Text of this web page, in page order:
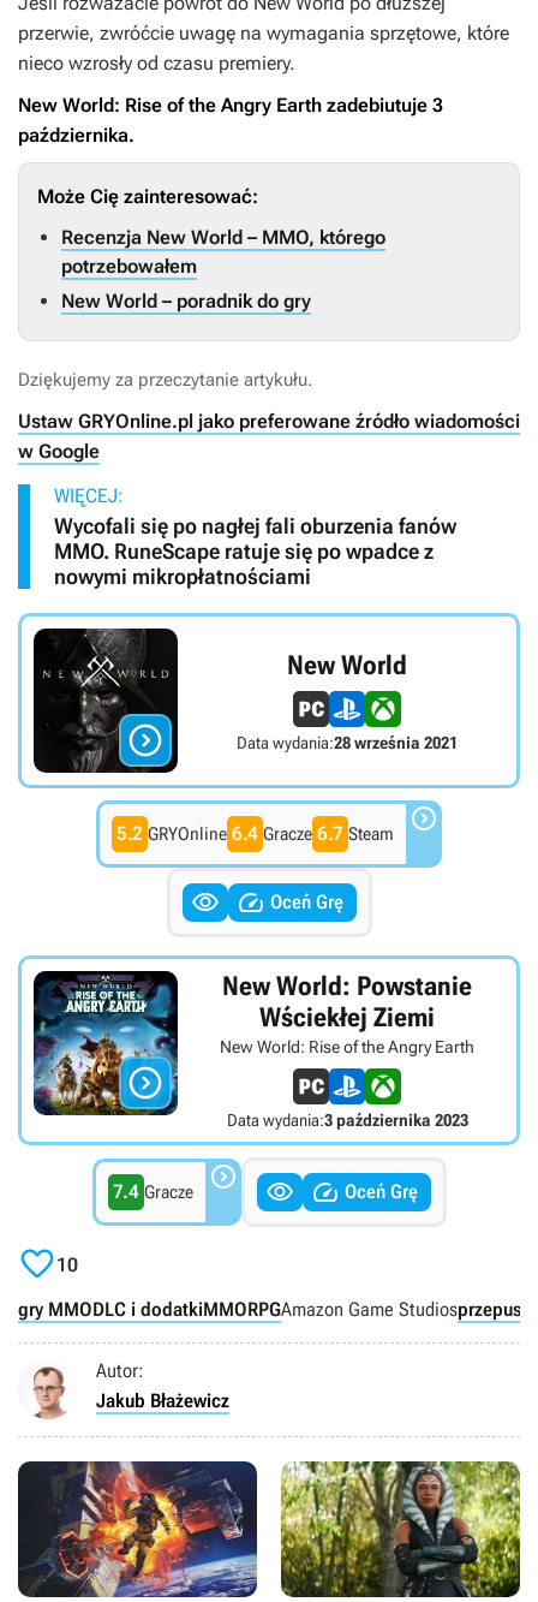
przerwie, zwróćcie uwagę na wymagania sprzętowe, które
nieco wzrosły od czasu premiery.
New World: Rise of the Angry Earth zadebiutuje 3
października.
Może Cię zainteresować:
Recenzja New World – MMO, którego
potrzebowałem
New World – poradnik do gry
Dziękujemy za przeczytanie artykułu.
Ustaw GRYOnline.pl jako preferowane źródło wiadomości
w Google
WIĘCEJ:
Wycofali się po nagłej fali oburzenia fanów
MMO. RuneScape ratuje się po wpadce z
nowymi mikropłatnościami

New World
Data wydania:28 września 2021
5.2 GRYOnline 6.4 Gracze 6.7 Steam 
  Oceń Grę

New World: Powstanie
Wściekłej Ziemi
New World: Rise of the Angry Earth
Data wydania:3 października 2023
7.4 Gracze    Oceń Grę
10
gry MMODLC i dodatkiMMORPGAmazon Game Studios
Autor:
Jakub Błażewicz